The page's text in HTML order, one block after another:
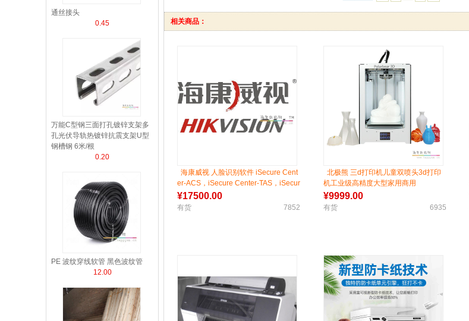
通丝接头
0.45
万能C型钢三面打孔镀锌支架多
孔光伏导轨热镀锌抗震支架U型
钢槽钢 6米/根
0.20
PE 波纹穿线软管 黑色波纹管
12.00
相关商品：
海康威视 人脸识别软件 iSecure Cent
er-ACS，iSecure Center-TAS，iSecur
e Center-SM
¥17500.00
有货 7852
北极熊 三d打印机儿童双喷头3d打印
机工业级高精度大型家用商用
¥9999.00
有货 6935